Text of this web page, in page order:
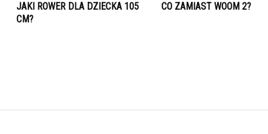
JAKI ROWER DLA DZIECKA 105
CM?
CO ZAMIAST WOOM 2?